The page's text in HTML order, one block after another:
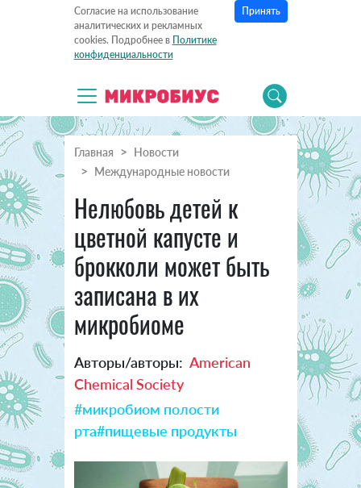
Согласие на использование
аналитических и рекламных
cookies. Подробнее в Политике
конфиденциальности
Принять
Главная
Новости
Международные новости
Нелюбовь детей к
цветной капусте и
брокколи может быть
записана в их
микробиоме
Авторы/авторы: American
Chemical Society
#микробиом полости
рта#пищевые продукты